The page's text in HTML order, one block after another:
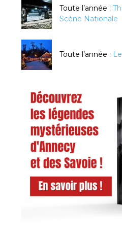
Toute l’année :
Scène Nationale
Toute l’année :